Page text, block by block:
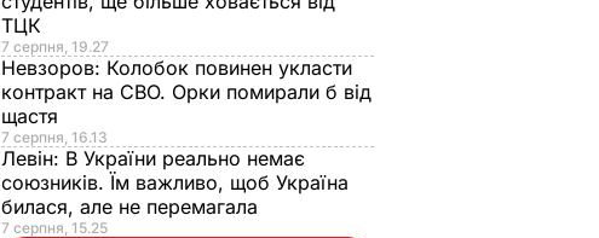
ТЦК
7 серпня, 19.27
Невзоров: Колобок повинен укласти
контракт на СВО. Орки помирали б від
щастя
7 серпня, 16.13
Левін: В України реально немає
союзників. Їм важливо, щоб Україна
билася, але не перемагала
7 серпня, 15.25